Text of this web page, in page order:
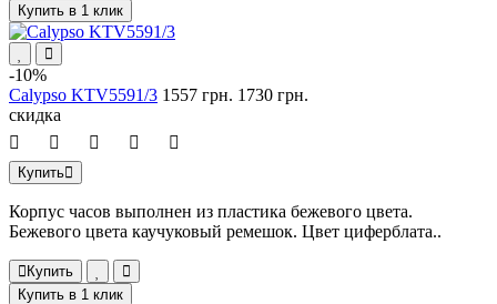
Купить в 1 клик
-10%
Calypso KTV5591/3 1557 грн. 1730 грн.
скидка
Купить
Корпус часов выполнен из пластика бежевого цвета.
Бежевого цвета каучуковый ремешок. Цвет циферблата..
Купить
Купить в 1 клик